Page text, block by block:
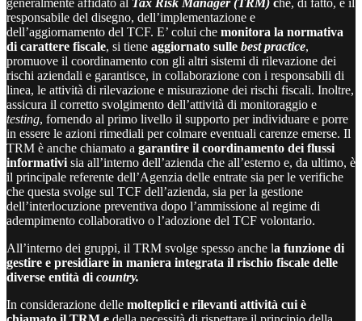
responsabile del disegno, dell’implementazione e
dell’aggiornamento del TCF. E’ colui che monitora la normativa
di carattere fiscale, si tiene aggiornato sulle best practice,
promuove il coordinamento con gli altri sistemi di rilevazione dei
rischi aziendali e garantisce, in collaborazione con i responsabili di
linea, le attività di rilevazione e misurazione dei rischi fiscali. Inoltre,
assicura il corretto svolgimento dell’attività di monitoraggio e
testing, fornendo al primo livello il supporto per individuare e porre
in essere le azioni rimediali per colmare eventuali carenze emerse. Il
TRM è anche chiamato a garantire il coordinamento dei flussi
informativi sia all’interno dell’azienda che all’esterno e, da ultimo, è
il principale referente dell’Agenzia delle entrate sia per le verifiche
che questa svolge sul TCF dell’azienda, sia per la gestione
dell’interlocuzione preventiva dopo l’ammissione al regime di
adempimento collaborativo o l’adozione del TCF volontario.
All’interno dei gruppi, il TRM svolge spesso anche la funzione di
gestire e presidiare in maniera integrata il rischio fiscale delle
diverse entità di country.
In considerazione delle molteplici e rilevanti attività cui è